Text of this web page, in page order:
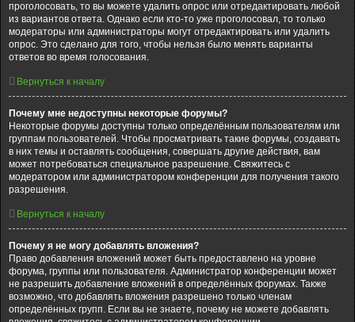
проголосовать, то вы можете удалить опрос или отредактировать любой
из вариантов ответа. Однако если кто-то уже проголосовал, то только
модераторы или администраторы могут отредактировать или удалить
опрос. Это сделано для того, чтобы нельзя было менять варианты
ответов во время голосования.
Вернуться к началу
Почему мне недоступны некоторые форумы?
Некоторые форумы доступны только определённым пользователям или
группам пользователей. Чтобы просматривать такие форумы, создавать
в них темы и оставлять сообщения, совершать другие действия, вам
может потребоваться специальное разрешение. Свяжитесь с
модератором или администратором конференции для получения такого
разрешения.
Вернуться к началу
Почему я не могу добавлять вложения?
Право добавления вложений может быть предоставлено на уровне
форума, группы или пользователя. Администратор конференции может
не разрешить добавление вложений в определённых форумах. Также
возможно, что добавлять вложения разрешено только членам
определённых групп. Если вы не знаете, почему не можете добавлять